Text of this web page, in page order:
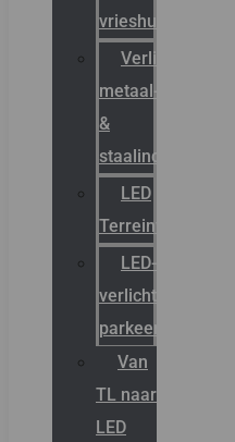
vrieshuizen
Verlichting
metaal-
&
staalindustrie
LED
Terreinverlichting
LED-
verlichting
parkeergarage
Van
TL naar
LED